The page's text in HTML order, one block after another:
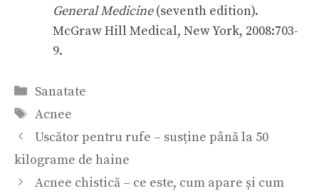
General Medicine(seventh edition).
McGraw Hill Medical, New York, 2008:703-
9.
Categorii
Sanatate
Etichete
Acnee
Uscător pentru rufe – susține până la 50
kilograme de haine
Acnee chistică – ce este, cum apare și cum